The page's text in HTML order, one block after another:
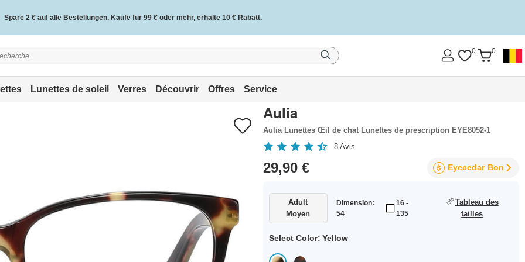
Spare 2 € auf alle Bestellungen. Kaufe für 99 € oder mehr, erhalte 10 € Rabatt.
2 Jahre Qualitätsgarantie und 30 Tage Geld-zurück-Garantie. 0 0
Lunettes de soleil Verres Découvrir Offres Service
Aulia
Aulia Lunettes Œil de chat Lunettes de prescription EYE8052-1
8 Avis
29,90 € Eyecedar Bon
Adult
Moyen
Dimension:
54
16 -
135
Tableau des
tailles
Select Color: Yellow